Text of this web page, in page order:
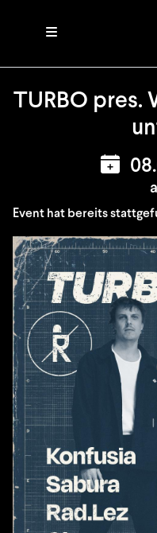
TURBO pres.
Event hat bereits